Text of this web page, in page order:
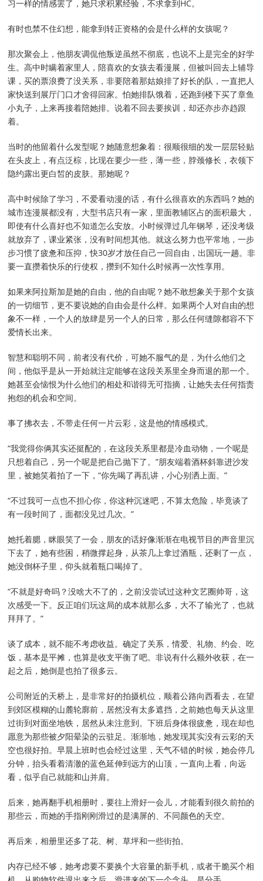
习一样的情感罢了，她只求积累经验，不求拿到HC。
有时也禁不住幻想，能拿到转正资格的会是什么样的女孩呢？
那次聚会上，他朋友调侃他叛逆虽然不彻底，也说不上是完全的好学
生。高中时瞒着家里人，陪喜欢的女孩去看漫展，但被叫回去上辅导
课，买的票浪费了没关系，非要陪着那姑娘排了好长的队，一直把人
家快送到展厅门口才舍得回家。怕她排队饿着，还跑到楼下买了章鱼
小丸子，上来再接着陪她排。说着不回去要挨训，却还亦步亦趋跟
着。
当时的他留着什么发型呢？她随意想象着：很顺很细的发一层层轻贴
在头皮上，有点泛棕，比现在要少一些，薄一些，脖颈修长，衣领下
隐约露出更白皙的皮肤。那她呢？
高中时候除了学习，不爱看动漫的话，有什么很喜欢的东西吗？她的
城市连漫展都没有，大型书店只有一家，里面教辅区占的面积最大，
即使有什么喜好也不知道怎么安放。小时候弹过几年钢琴，还没考级
就放弃了，课业紧张，没有时间想其他。就这么努力也平常地，一步
步习惯了疲惫和压抑，快30岁才放任自己一回自由，出国玩一趟。非
要一直攒着快乐的行使权，攒到不知什么时候再一次性享用。
如果来阿拉斯加是她的自由，他的自由呢？她不敢想象关于那个女孩
的一切细节，更不要说她的自由会是什么样。如果两个人对自由的想
象不一样，一个人的放肆是另一个人的日常，那么任何缝隙都容不下
爱情长出来。
智慧和聪明不同，前者没有代价，可她不服气的是，为什么他们之
间，他似乎是从一开始就注定能够在这段关系里全身而退的那一个。
她甚至会恼恨为什么他们的相处和谐得无可指摘，让她失去任何指责
抱怨的机会和空间。
事了拂衣去，不带走任何一片云彩，这是他的情感模式。
“我觉得你俩其实还挺配的，在这段关系里都是冷血动物，一个呢是
只想着自己，另一个呢是把自己抛下了。”朋友端着酒杯斜靠进沙发
里，被她笑着拍了一下，“你先喝了再乱讲，小心别洒上面。”
“不过我可一点也不担心你，你这种沉迷吧，不算太危险，毕竟谈了
有一段时间了，面都没见过几次。”
她托着腮，眯眼笑了一会，朋友的话好像渐渐在电视节目的声音里沉
下去了，她有些困，稍微撑起身，从茶几上拿过酒瓶，还剩了一点，
她没倒杯子里，仰头就着瓶口喝掉了。
“不就是好奇吗？没啥大不了的，之前没尝试过这种文艺圈帅哥，这
次感受一下。反正咱们玩这局的成本就那么多，大不了输光了，也就
拜拜了。”
谈了成本，就不能不考虑收益。确定了关系，情爱、礼物、约会、吃
饭，基本是平摊，也算是收支平衡了吧。非说有什么额外收获，在一
起之后，她倒是也拍了很多云。
公司附近的天桥上，是非常好的拍摄机位，顺着公路向西看去，在望
到郊区模糊的山麓轮廓前，居然没有太多遮挡，之前她也每天从这里
过街到对面坐地铁，居然从未注意到。下班后身体很疲惫，现在却也
愿意为那些被夕阳晕染的云驻足。渐渐地，她发现其实没有云彩的天
空也很好拍。早晨上班时也会经过这里，天气不错的时候，她会停几
分钟，抬头看着清澈的蓝色延伸到远方的山顶，一直向上看，向远
看，似乎自己就能和山并肩。
后来，她再翻手机相册时，要往上滑好一会儿，才能看到很久前拍的
那些云，而她的手指刚刚滑过的是满屏的、不同颜色的天空。
再后来，相册里还多了花、树、草坪和一些街拍。
内存已经不够，她考虑要不要换个大容量的新手机，或者干脆买个相